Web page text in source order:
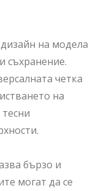
на модела
съхранение.
четка
на
бързо и
могат да се